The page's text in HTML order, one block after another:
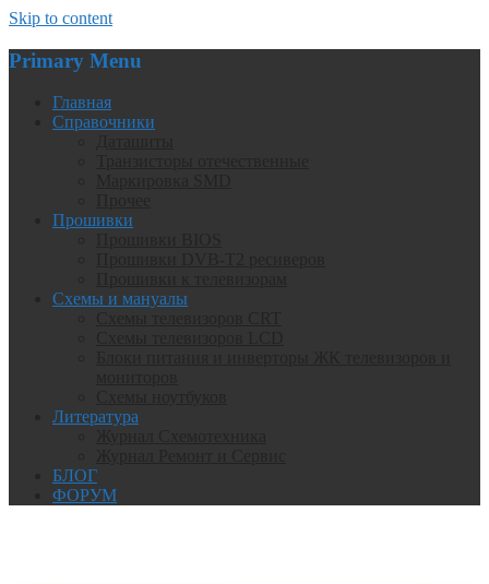
Skip to content
Primary Menu
Главная
Справочники
Прошивки
Схемы и мануалы
Литература
БЛОГ
ФОРУМ